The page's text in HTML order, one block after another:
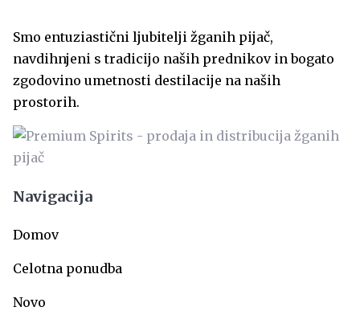
Smo entuziastični ljubitelji žganih pijač,
navdihnjeni s tradicijo naših prednikov in bogato
zgodovino umetnosti destilacije na naših
prostorih.
Navigacija
Domov
Celotna ponudba
Novo